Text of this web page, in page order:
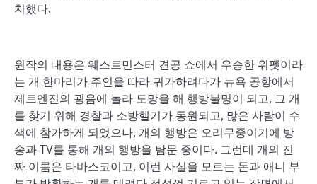
치했다.
원작의 내용은 웨스트민스터 견공 쇼에서 우승한 위펫이라
는 개 한마리가 주인을 따라 귀가하려다가 뉴욕 공항에서
제트엔진의 굉음에 놀라 도망을 해 행방불명이 되고, 그 개
를 찾기 위해 경찰과 소방헬기가 동원되고, 많은 사람이 수
색에 참가하게 되었으나, 개의 행방은 오리무중이기에 방
송과 TV를 통해 개의 행방을 탐문 중이다. 그런데 개의 진
짜 이름은 타바스코이고, 이런 사실을 모르는 돈과 애니 부